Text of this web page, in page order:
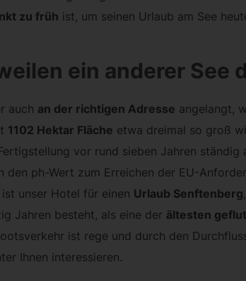
zu früh ist, um seinen Urlaub am See
ein anderer See
auch an der richtigen Adresse angelangt,
1102 Hektar Fläche etwa dreimal so groß
vor rund sieben Jahren ständig
den ph-Wert zum Erreichen der EU-
unser Hotel für einen Urlaub Senftenberg
Jahren besteht, als eine der ältesten
ist rege und durch den
Ihnen interessieren.